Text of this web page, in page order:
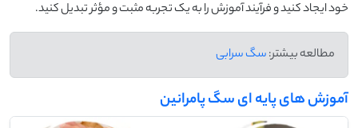
خود ایجاد کنید و فرآیند آموزش را به یک تجربه مثبت و مؤثر تبدیل کنید.
مطالعه بیشتر:سگ سرابی
آموزش های پایه ای سگ پامرانین